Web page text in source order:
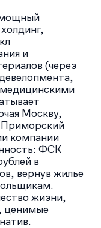
мощный
и
(через
медицинскими
Москву,
Приморский
компании
ФСК
в
вернув жилье
жизни,
ценимые